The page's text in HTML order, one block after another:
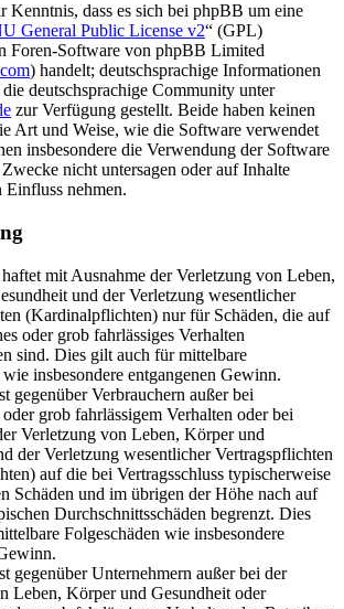
Kenntnis, dass es sich bei phpBB um eine
General Public License v2“ (GPL)
Foren-Software von phpBB Limited
) handelt; deutschsprachige Informationen
deutschsprachige Community unter
zur Verfügung gestellt. Beide haben keinen
Art und Weise, wie die Software verwendet
insbesondere die Verwendung der Software
nicht untersagen oder auf Inhalte
Einfluss nehmen.
mit Ausnahme der Verletzung von Leben,
und der Verletzung wesentlicher
(Kardinalpflichten) nur für Schäden, die auf
oder grob fahrlässiges Verhalten
sind. Dies gilt auch für mittelbare
insbesondere entgangenen Gewinn.
gegenüber Verbrauchern außer bei
grob fahrlässigem Verhalten oder bei
Verletzung von Leben, Körper und
der Verletzung wesentlicher Vertragspflichten
auf die bei Vertragsschluss typischerweise
Schäden und im übrigen der Höhe nach auf
Durchschnittsschäden begrenzt. Dies
Folgeschäden wie insbesondere
gegenüber Unternehmern außer bei der
Leben, Körper und Gesundheit oder